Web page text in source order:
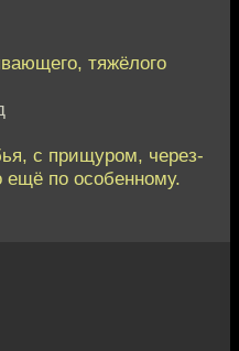
тяжёлого
с прищуром, через-
ещё по особенному.